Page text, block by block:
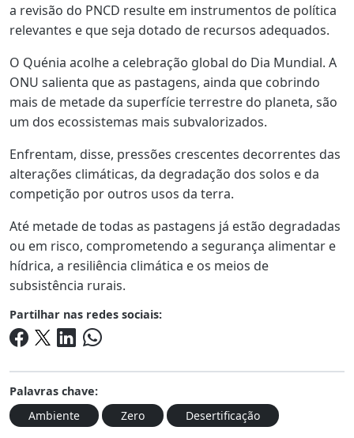
a revisão do PNCD resulte em instrumentos de política
relevantes e que seja dotado de recursos adequados.
O Quénia acolhe a celebração global do Dia Mundial. A
ONU salienta que as pastagens, ainda que cobrindo
mais de metade da superfície terrestre do planeta, são
um dos ecossistemas mais subvalorizados.
Enfrentam, disse, pressões crescentes decorrentes das
alterações climáticas, da degradação dos solos e da
competição por outros usos da terra.
Até metade de todas as pastagens já estão degradadas
ou em risco, comprometendo a segurança alimentar e
hídrica, a resiliência climática e os meios de
subsistência rurais.
Partilhar nas redes sociais:
Palavras chave:
Ambiente
Zero Desertificação